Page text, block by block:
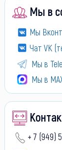
Мы в
Мы
Чат VK
Мы в
Мы в
+ 7 (949)